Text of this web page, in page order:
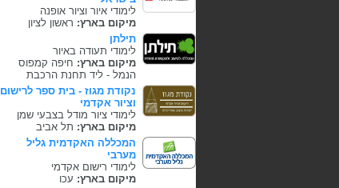
לימודי איור וציור אופנה
מיקום בארץ: ראשון לציון
תילתן
לימודי תעודה באיור
מיקום בארץ: חיפה קמפוס
הנמל - ליד תחנת הרכבת
נקודת מגוז - בית ספר לרישום
וציור אקדמי
לימודי ציור מודל בצבעי שמן
מיקום בארץ: תל אביב
המכללה האקדמית גליל
מערבי
לימודי רישום אקדמי
מיקום בארץ: עכו